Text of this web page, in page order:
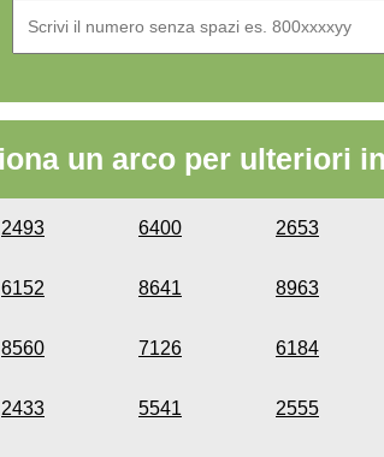
un arco per ulteriori
2493 6400 2653
6152 8641 8963
8560 7126 6184
2433 5541 2555